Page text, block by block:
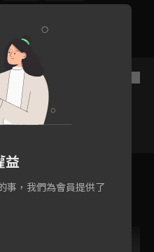
益
事，我們為會員提供了